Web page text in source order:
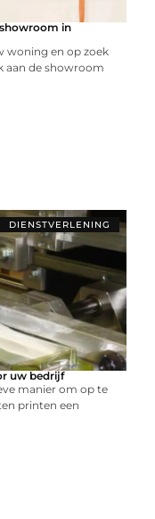
in
woning en op zoek
aan de showroom
DIENSTVERLENING
uw bedrijf
manier om op te
printen een